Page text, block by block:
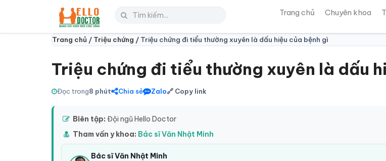
Trang chủ Chuyên khoa
Trang chủ / Triệu chứng / Triệu chứng đi tiểu thường xuyên là dấu hiệu của bệnh gì
Triệu chứng đi tiểu thường xuyên là dấu
Đọc trong8 phút Chia sẻ Zalo🔗 Copy link
Biên tập: Đội ngũ Hello Doctor
Tham vấn y khoa: Bác sĩ Văn Nhật Minh
Bác sĩ Văn Nhật Minh